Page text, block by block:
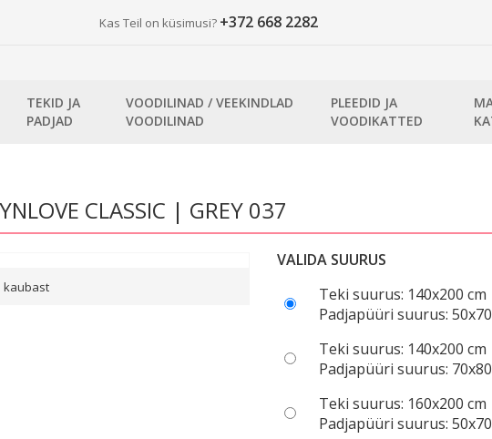
Kas Teil on küsimusi? +372 668 2282
TEKID JA
PADJAD
VOODILINAD / VEEKINDLAD
VOODILINAD
PLEEDID JA
VOODIKATTED
CLASSIC | GREY 037
kaubast
VALIDA SUURUS
Teki suurus: 140x200 cm
Padjapüüri suurus:
Teki suurus: 140x200 cm
Padjapüüri suurus:
Teki suurus: 160x200 cm
Padjapüüri suurus: